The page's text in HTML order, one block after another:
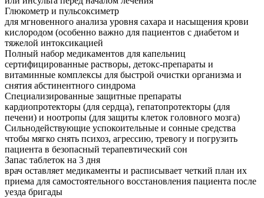
Глюкометр и пульсоксиметр
для мгновенного анализа уровня сахара и насыщения крови
кислородом (особенно важно для пациентов с диабетом и
тяжелой интоксикацией
Полный набор медикаментов для капельниц
сертифицированные растворы, детокс-препараты и
витаминные комплексы для быстрой очистки организма и
снятия абстинентного синдрома
Специализированные защитные препараты
кардиопротекторы (для сердца), гепатопротекторы (для
печени) и ноотропы (для защиты клеток головного мозга)
Сильнодействующие успокоительные и сонные средства
чтобы мягко снять психоз, агрессию, тревогу и погрузить
пациента в безопасный терапевтический сон
Запас таблеток на 3 дня
врач оставляет медикаменты и расписывает четкий план их
приема для самостоятельного восстановления пациента после
уезда бригады